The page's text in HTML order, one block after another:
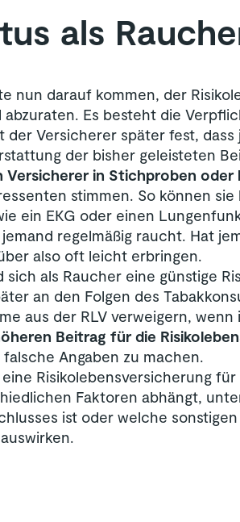
als
nun darauf kommen, der
abzuraten. Es besteht die
der Versicherer später fest,
der bisher geleisteten
Versicherer in Stichproben
stimmen. So können
ein EKG oder einen
regelmäßig raucht. Hat
also oft leicht erbringen.
sich als Raucher eine günstige
an den Folgen des
aus der RLV verweigern,
Beitrag für die
Angaben zu machen.
Risikolebensversicherung für
Faktoren abhängt,
ist oder welche